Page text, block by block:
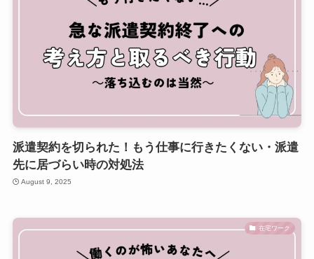
派遣契約を切られた！もう仕事に行きたくない・派遣
先に居づらい時の対処法
August 9, 2025
在宅ワーク